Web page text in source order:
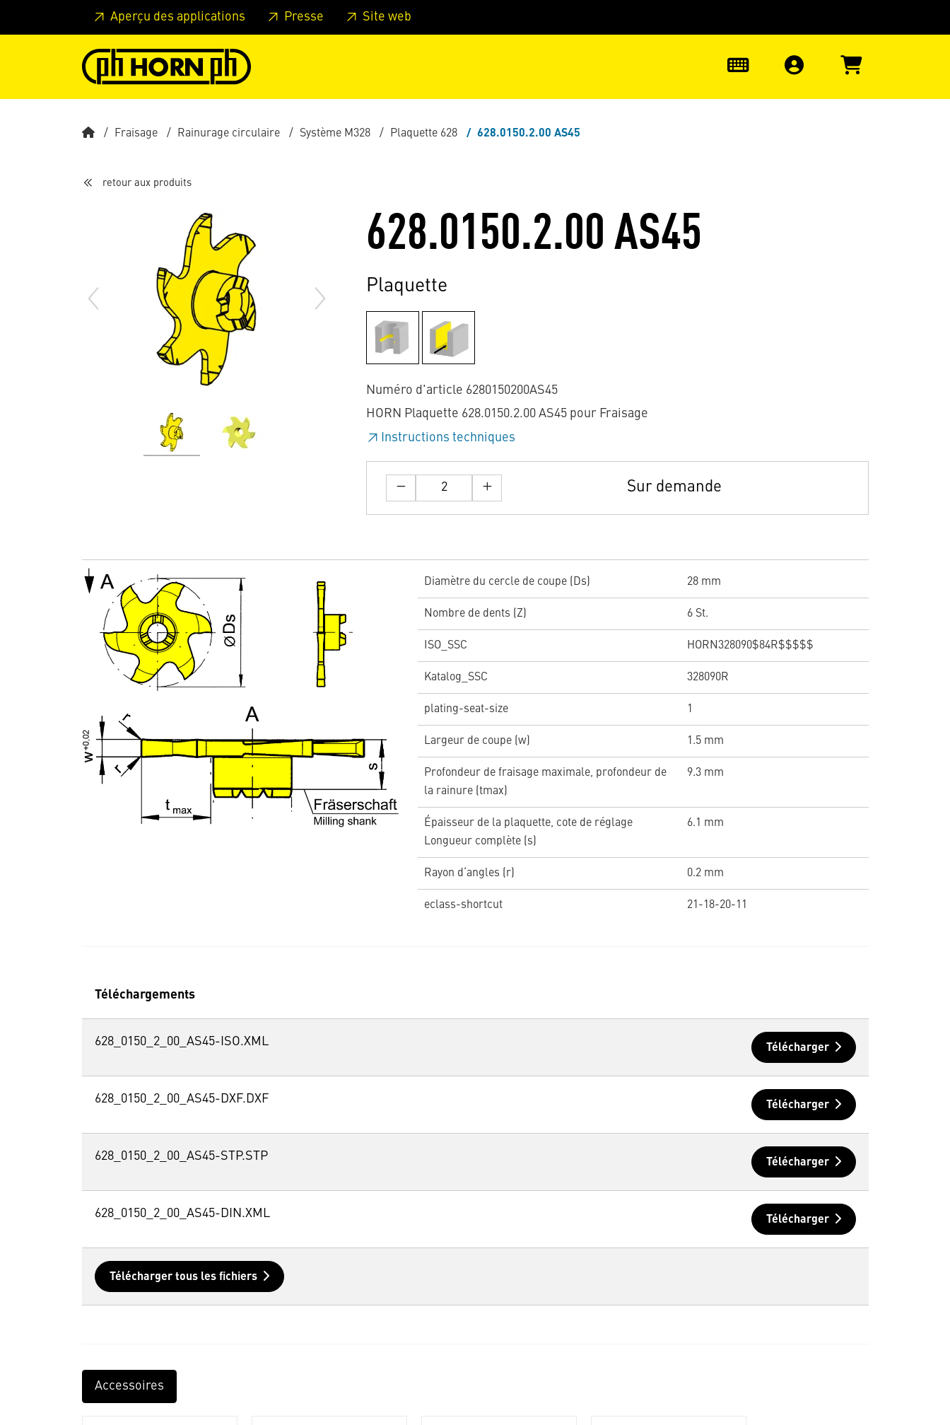
Skip to main content Passer à l'en-tête de la page Passer au pied de page
Aperçu des applications Presse Site web
Fraisage Rainurage circulaire Système M328 Plaquette 628 628.0150.2.00 AS45
retour aux produits
628.0150.2.00 AS45
Plaquette
Numéro d'article 6280150200AS45
HORN Plaquette 628.0150.2.00 AS45 pour Fraisage
Instructions techniques
Sur demande
Diamètre du cercle de coupe (Ds) 28 mm
Nombre de dents (Z) 6 St.
ISO_SSC HORN328090$84R$$$$$
Katalog_SSC 328090R
plating-seat-size 1
Largeur de coupe (w) 1.5 mm
Profondeur de fraisage maximale, profondeur de
la rainure (tmax)
9.3 mm
Épaisseur de la plaquette, cote de réglage
Longueur complète (s)
6.1 mm
Rayon d‘angles (r) 0.2 mm
eclass-shortcut 21-18-20-11
Téléchargements
628_0150_2_00_AS45-ISO.XML Télécharger
628_0150_2_00_AS45-DXF.DXF Télécharger
628_0150_2_00_AS45-STP.STP Télécharger
628_0150_2_00_AS45-DIN.XML Télécharger
Télécharger tous les fichiers
Accessoires